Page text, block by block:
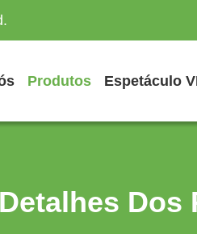
Produtos Espetáculo
Detalhes Dos